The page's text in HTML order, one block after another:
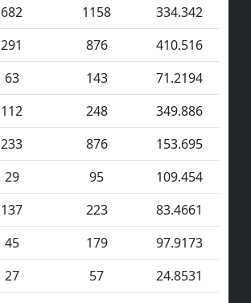
682 1158
334.342
291 876
410.516
63 143
71.2194
112 248
349.886
233 876
153.695
29 95
109.454
137 223
83.4661
45 179
97.9173
27 57
24.8531